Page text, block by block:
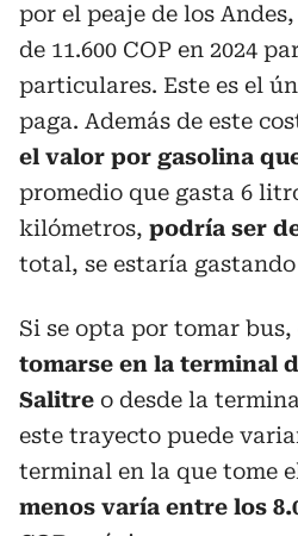
por el peaje de los
de 11.600 COP en 2024
particulares. Este es el
paga. Además de este
el valor por gasolina
promedio que gasta 6
kilómetros, podría ser de
total, se estaría gastando
Si se opta por tomar bus,
tomarse en la terminal
Salitre o desde la
este trayecto puede
terminal en la que tome
menos varía entre los